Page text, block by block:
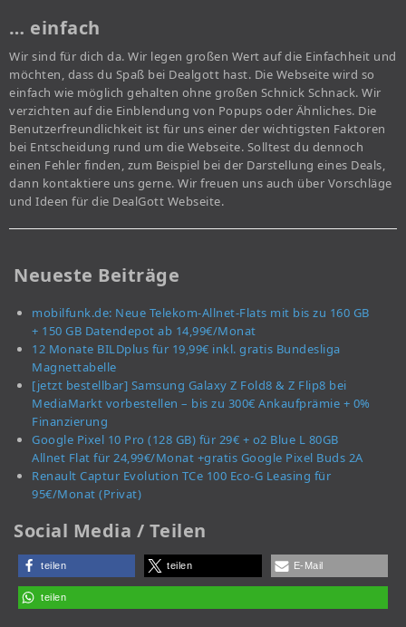
… einfach
Wir sind für dich da. Wir legen großen Wert auf die Einfachheit und
möchten, dass du Spaß bei Dealgott hast. Die Webseite wird so
einfach wie möglich gehalten ohne großen Schnick Schnack. Wir
verzichten auf die Einblendung von Popups oder Ähnliches. Die
Benutzerfreundlichkeit ist für uns einer der wichtigsten Faktoren
bei Entscheidung rund um die Webseite. Solltest du dennoch
einen Fehler finden, zum Beispiel bei der Darstellung eines Deals,
dann kontaktiere uns gerne. Wir freuen uns auch über Vorschläge
und Ideen für die DealGott Webseite.
Neueste Beiträge
mobilfunk.de: Neue Telekom-Allnet-Flats mit bis zu 160 GB
+ 150 GB Datendepot ab 14,99€/Monat
12 Monate BILDplus für 19,99€ inkl. gratis Bundesliga
Magnettabelle
[jetzt bestellbar] Samsung Galaxy Z Fold8 & Z Flip8 bei
MediaMarkt vorbestellen – bis zu 300€ Ankaufprämie + 0%
Finanzierung
Google Pixel 10 Pro (128 GB) für 29€ + o2 Blue L 80GB
Allnet Flat für 24,99€/Monat +gratis Google Pixel Buds 2A
Renault Captur Evolution TCe 100 Eco-G Leasing für
95€/Monat (Privat)
Social Media / Teilen
teilen teilen E-Mail
teilen